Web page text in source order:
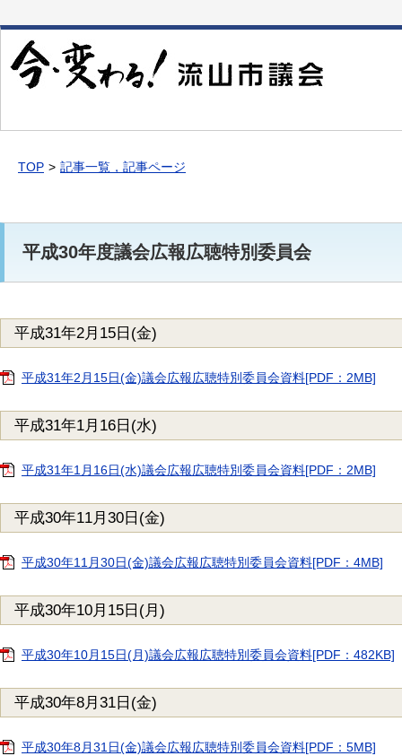
文
移
動
TOP 記事一覧，記事ページ
平成30年度議会広報広聴特別委員会
平成31年2月15日(金)
平成31年2月15日(金)議会広報広聴特別委員会資料[PDF：2MB]
平成31年1月16日(水)
平成31年1月16日(水)議会広報広聴特別委員会資料[PDF：2MB]
平成30年11月30日(金)
平成30年11月30日(金)議会広報広聴特別委員会資料[PDF：4MB]
平成30年10月15日(月)
平成30年10月15日(月)議会広報広聴特別委員会資料[PDF：482KB]
平成30年8月31日(金)
平成30年8月31日(金)議会広報広聴特別委員会資料[PDF：5MB]